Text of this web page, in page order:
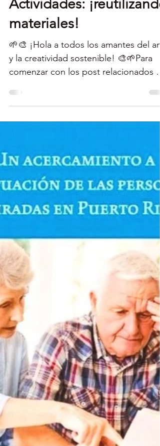
Servicio Comunitario
Manual de Arte y
Actividades: ¡reutilizando
materiales!
🌱🎨 ¡Hola a todos los amantes del